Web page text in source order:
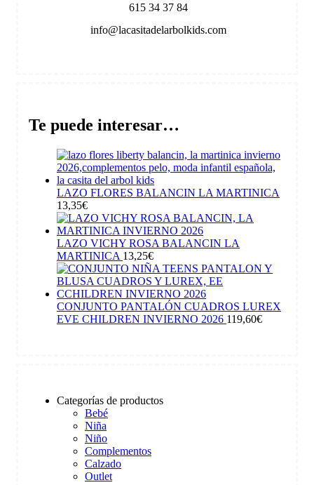
615 34 37 84
info@lacasitadelarbolkids.com
Te puede interesar…
LAZO FLORES BALANCIN LA MARTINICA
13,35€
LAZO VICHY ROSA BALANCIN LA
MARTINICA 13,25€
CONJUNTO PANTALÓN CUADROS LUREX
EVE CHILDREN INVIERNO 2026 119,60€
Categorías de productos
Bebé
Niña
Niño
Complementos
Calzado
Outlet